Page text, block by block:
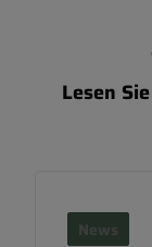
Lesen
News